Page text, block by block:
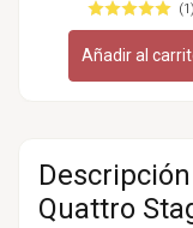
(1)
Añadir al
Quattro